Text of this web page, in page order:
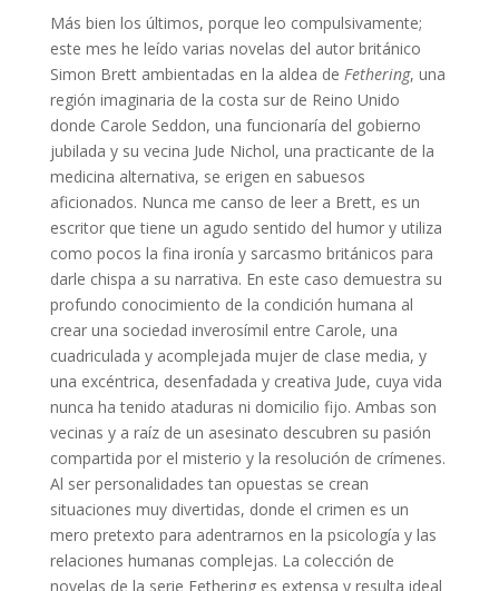
Más bien los últimos, porque leo compulsivamente;
este mes he leído varias novelas del autor británico
Simon Brett ambientadas en la aldea de Fethering, una
región imaginaria de la costa sur de Reino Unido
donde Carole Seddon, una funcionaría del gobierno
jubilada y su vecina Jude Nichol, una practicante de la
medicina alternativa, se erigen en sabuesos
aficionados. Nunca me canso de leer a Brett, es un
escritor que tiene un agudo sentido del humor y utiliza
como pocos la fina ironía y sarcasmo británicos para
darle chispa a su narrativa. En este caso demuestra su
profundo conocimiento de la condición humana al
crear una sociedad inverosímil entre Carole, una
cuadriculada y acomplejada mujer de clase media, y
una excéntrica, desenfadada y creativa Jude, cuya vida
nunca ha tenido ataduras ni domicilio fijo. Ambas son
vecinas y a raíz de un asesinato descubren su pasión
compartida por el misterio y la resolución de crímenes.
Al ser personalidades tan opuestas se crean
situaciones muy divertidas, donde el crimen es un
mero pretexto para adentrarnos en la psicología y las
relaciones humanas complejas. La colección de
novelas de la serie Fethering es extensa y resulta ideal